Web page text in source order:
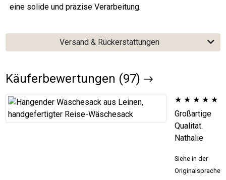
eine solide und präzise Verarbeitung.
Versand & Rückerstattungen
Käuferbewertungen (97)
★ ★ ★ ★ ★
Großartige
Qualität.
Nathalie
Siehe in der
Originalsprache